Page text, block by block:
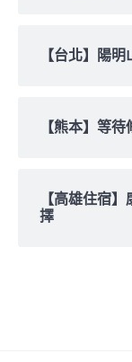
【台北】陽
【熊本】等
【高雄住宿
擇